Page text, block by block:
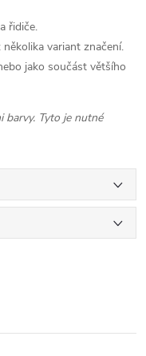
řidiče.
variant značení.
jako součást většího
barvy. Tyto je nutné